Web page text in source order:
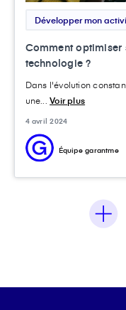
Développer mon
Comment
technologie ?
Dans l'évolution
une...Voir plus
4 avril 2024
Équipe garantme